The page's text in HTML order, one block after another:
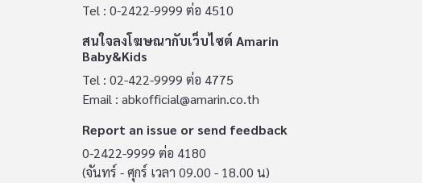
Tel : 0-2422-9999 ต่อ 4510
สนใจลงโฆษณากับเว็บไซต์ Amarin
Baby&Kids
Tel : 02-422-9999 ต่อ 4775
Email : abkofficial@amarin.co.th
Report an issue or send feedback
0-2422-9999 ต่อ 4180
(จันทร์ - ศุกร์ เวลา 09.00 - 18.00 น)